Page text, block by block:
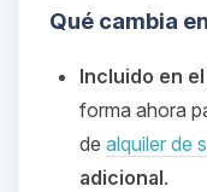
Qué cambia
Incluido en
forma ahora
de alquiler de
adicional.